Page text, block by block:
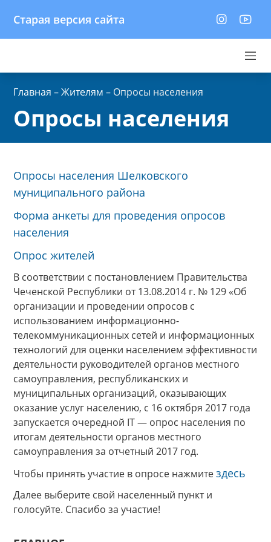
Старая версия сайта
Главная –Жителям – Опросы населения
Опросы населения
Опросы населения Шелковского
муниципального района
Форма анкеты для проведения опросов
населения
Опрос жителей
В соответствии с постановлением Правительства
Чеченской Республики от 13.08.2014 г. № 129 «Об
организации и проведении опросов с
использованием информационно-
телекоммуникационных сетей и информационных
технологий для оценки населением эффективности
деятельности руководителей органов местного
самоуправления, республиканских и
муниципальных организаций, оказывающих
оказание услуг населению, с 16 октября 2017 года
запускается очередной IT — опрос населения по
итогам деятельности органов местного
самоуправления за отчетный 2017 год.
Чтобы принять участие в опросе нажмитездесь
Далее выберите свой населенный пункт и
голосуйте. Спасибо за участие!